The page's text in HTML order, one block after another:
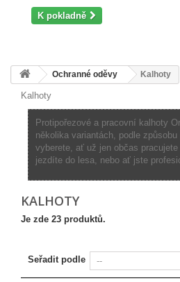
K pokladně
Ochranné oděvy Kalhoty
Kalhoty
Protipořezové a pracovní kalhoty
několika variantách, podle
vyberete, ať už jen občas
jezdíte do lesa, nebo ať jste
KALHOTY
Je zde 23 produktů.
Seřadit podle